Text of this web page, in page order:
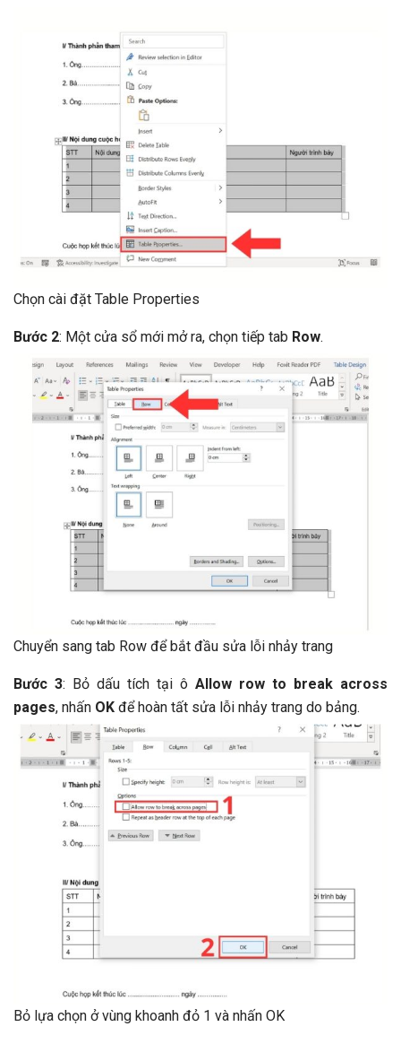
Chọn cài đặt Table Properties
Bước 2: Một cửa sổ mới mở ra, chọn tiếp tab Row.
Chuyển sang tab Row để bắt đầu sửa lỗi nhảy trang
Bước 3: Bỏ dấu tích tại ô Allow row to break across
pages, nhấn OK để hoàn tất sửa lỗi nhảy trang do bảng.
Bỏ lựa chọn ở vùng khoanh đỏ 1 và nhấn OK